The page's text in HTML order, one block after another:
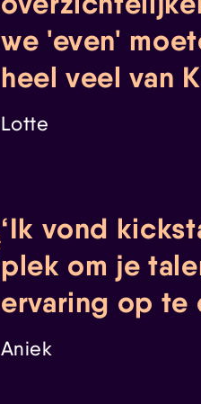
we 'even'
heel veel van
Lotte
Ik vond
plek om je
ervaring op te
Aniek